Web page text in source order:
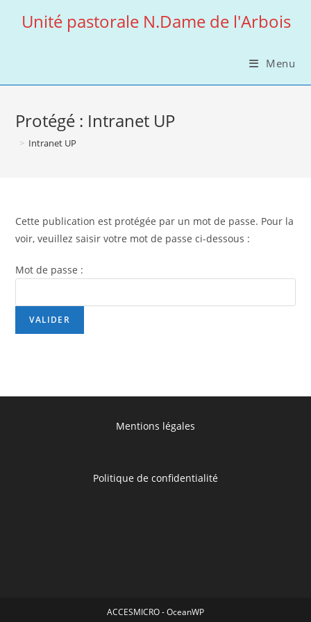
Unité pastorale N.Dame de l'Arbois
Menu
Protégé : Intranet UP
> Intranet UP
Cette publication est protégée par un mot de passe. Pour la
voir, veuillez saisir votre mot de passe ci-dessous :
Mot de passe :
Mentions légales
Politique de confidentialité
ACCESMICRO - OceanWP